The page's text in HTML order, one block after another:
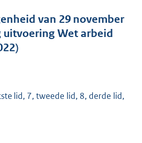
van 29 november
uitvoering Wet arbeid
lid, 7, tweede lid, 8, derde lid,